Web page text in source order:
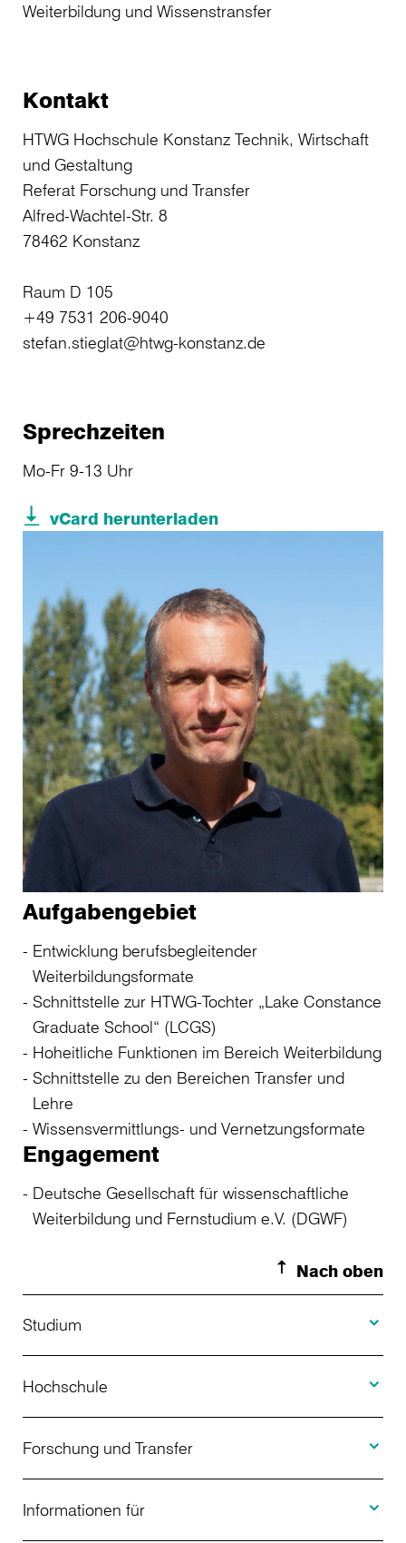
Weiterbildung und Wissenstransfer
Kontakt
HTWG Hochschule Konstanz Technik, Wirtschaft
und Gestaltung
Referat Forschung und Transfer
Alfred-Wachtel-Str. 8
78462 Konstanz
Raum D 105
+49 7531 206-9040
stefan.stieglat@htwg-konstanz.de
Sprechzeiten
Mo-Fr 9-13 Uhr
vCard herunterladen
Aufgabengebiet
Entwicklung berufsbegleitender
Weiterbildungsformate
Schnittstelle zur HTWG-Tochter „Lake Constance
Graduate School“ (LCGS)
Hoheitliche Funktionen im Bereich Weiterbildung
Schnittstelle zu den Bereichen Transfer und
Lehre
Wissensvermittlungs- und Vernetzungsformate
Engagement
Deutsche Gesellschaft für wissenschaftliche
Weiterbildung und Fernstudium e.V. (DGWF)
Nach oben
Studium
Studienangebot
Bewerbung
Studienberatung
Hochschule
Über uns
Aktuelles
Forschung und Transfer
Projekte
Informationen für